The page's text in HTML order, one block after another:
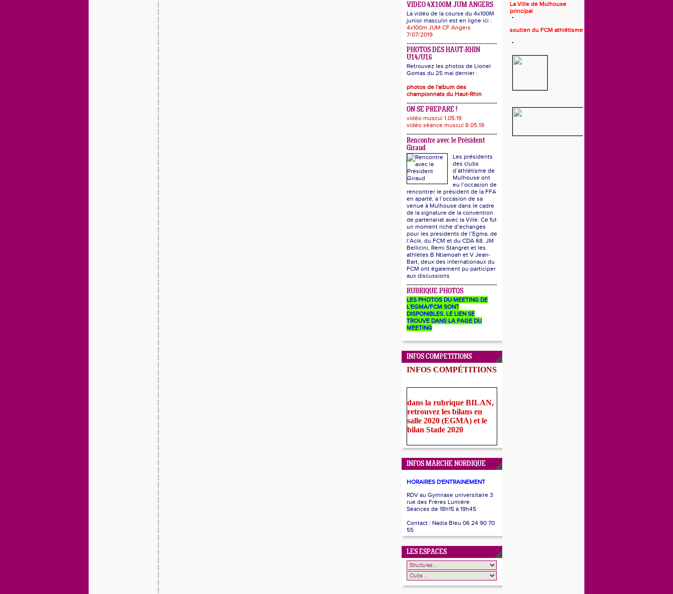
VIDEO 4X100M JUM ANGERS
La vidéo de la course du 4x100M
junior masculin est en ligne ici :
4x100m JUM CF Angers
7/07/2019
PHOTOS DES HAUT-RHIN
U14/U16
Retrouvez les photos de Lionel
Gomas du 25 mai dernier :
photos de l'album des
championnats du Haut-Rhin
ON SE PREPARE !
vidéo muscul 1.05.19
vidéo séance muscul 8.05.19
Rencontre avec le Président
Giraud
Les présidents
des clubs
d’athlétisme de
Mulhouse ont
eu l’occasion de
rencontrer le président de la FFA
en aparté, a l’occasion de sa
venue à Mulhouse dans le cadre
de la signature de la convention
de partenariat avec la Ville. Ce fut
un moment riche d’echanges
pour les presidents de l’Egma, de
l’Acik, du FCM et du CDA 68. JM
Bellicini, Remi Stangret et les
athlètes B Ntiamoah et V Jean-
Bart, deux des internationaux du
FCM ont également pu participer
aux discussions
RUBRIQUE PHOTOS
LES PHOTOS DU MEETING DE
L'EGMA/FCM SONT
DISPONIBLES. LE LIEN SE
TROUVE DANS LA PAGE DU
MEETING
INFOS COMPETITIONS
INFOS COMPÉTITIONS
dans la rubrique BILAN,
retrouvez les bilans en
salle 2020 (EGMA) et le
bilan Stade 2020
INFOS MARCHE NORDIQUE
HORAIRES D'ENTRAINEMENT
RDV au Gymnase universitaire 3
rue des Frères Lumière
Séances de 18h15 à 19h45
Contact : Nadia Bleu 06 24 90 70
55
LES ESPACES
La Ville de Mulhouse
principal
soutien du FCM athlétisme